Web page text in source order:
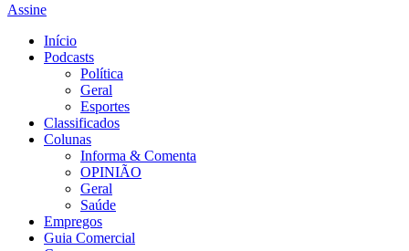
Assine
Início
Podcasts
Política
Geral
Esportes
Classificados
Colunas
Informa & Comenta
OPINIÃO
Geral
Saúde
Empregos
Guia Comercial